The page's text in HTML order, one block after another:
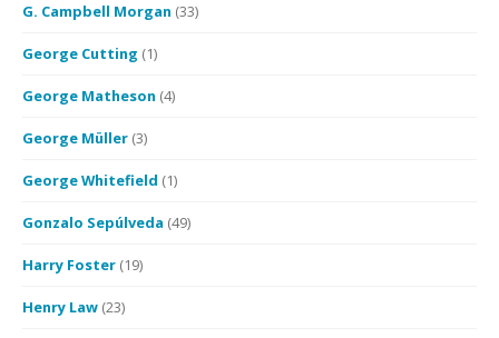
G. Campbell Morgan (33)
George Cutting (1)
George Matheson (4)
George Müller (3)
George Whitefield (1)
Gonzalo Sepúlveda (49)
Harry Foster (19)
Henry Law (23)